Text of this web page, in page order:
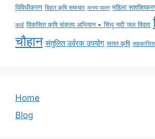
विविधीकरण बिहार कृषि समाचार मत्स्य पालन महिला
कार्ड विकसित कृषि संकल्प अभियान • सिंधु नदी जल विवाद
चौहान संतुलित उर्वरक उपयोग सतत कृषि
Home
Blog